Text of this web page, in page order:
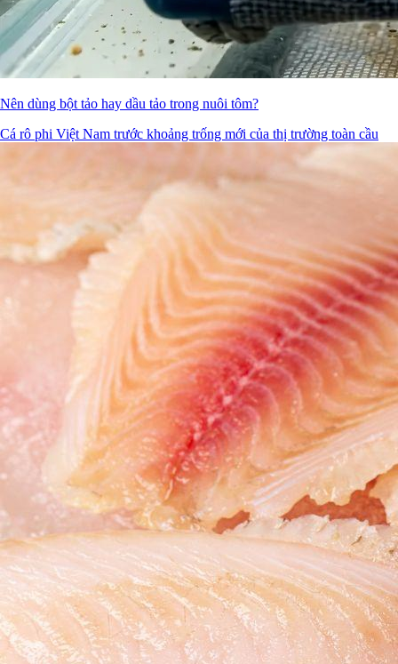
Nên dùng bột tảo hay dầu tảo trong nuôi tôm?
Cá rô phi Việt Nam trước khoảng trống mới của thị trường toàn cầu